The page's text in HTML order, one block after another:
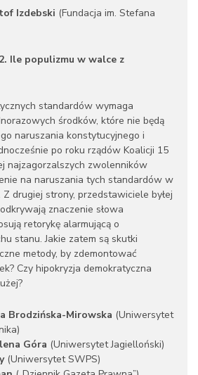
Izdebski (Fundacja im. Stefana
Ile populizmu w walce z
standardów wymaga
środków, które nie będą
naruszania konstytucyjnego i
po roku rządów Koalicji 15
najzagorzalszych zwolenników
na naruszania tych standardów w
drugiej strony, przedstawiciele byłej
znaczenie słowa
retorykę alarmującą o
stanu. Jakie zatem są skutki
metody, by zdemontować
Czy hipokryzja demokratyczna
Brodzińska-Mirowska (Uniwersytet
Góra (Uniwersytet Jagielloński)
(Uniwersytet SWPS)